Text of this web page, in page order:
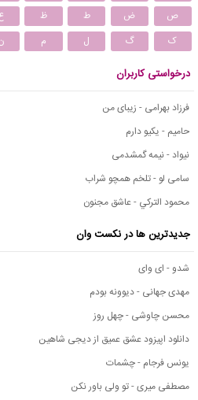
ص
ض ط ظ
ک
گ ل م
درخواستی کاربران
فرزاد بهرامی - زیبای من
حامیم - یکیو دارم
نیواد - نیمه گمشدمی
سامی لو - تلخم همچو شراب
محمود التركي - عاشق مجنون
جدیدترین ها در نکست وان
شدو - ای وای
مهدی جهانی - دیوونه بودم
محسن چاوشی - چهل روز
دانلود اپیزود عشق عمیق از دیجی شاهین
یونس فرجام - چشمات
مصطفی میری - تو ولی باور نکن